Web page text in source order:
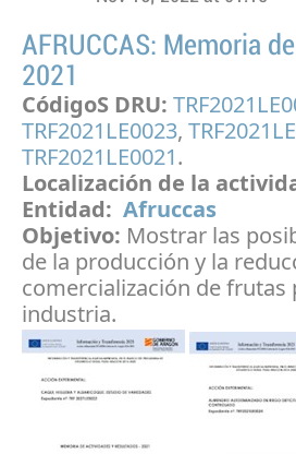
AFRUCCAS: Memoria
2021
CódigoS DRU:
TRF2021LE0023,
TRF2021LE0021.
Localización de la
Entidad: Afruccas
Objetivo: Mostrar las
de la producción y la
comercialización de
industria.